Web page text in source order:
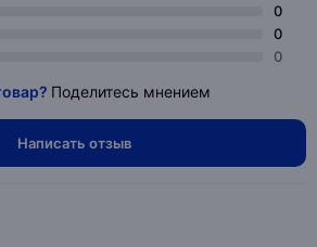
0
0
0
Поделитесь мнением
Написать отзыв